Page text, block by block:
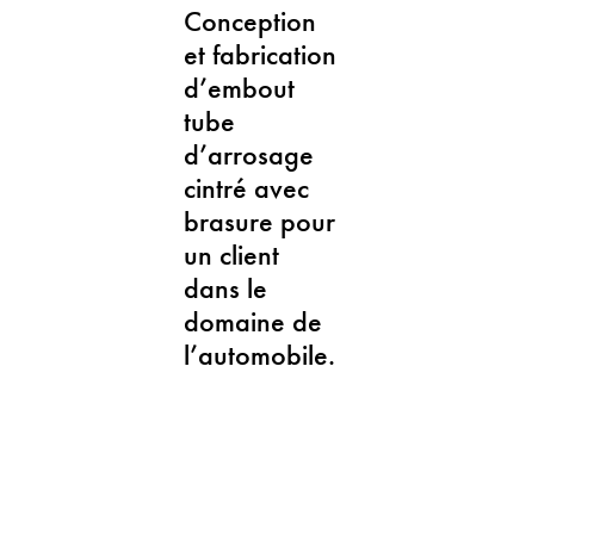
Conception
et fabrication
d’embout
tube
d’arrosage
cintré avec
brasure pour
un client
dans le
domaine de
l’automobile.